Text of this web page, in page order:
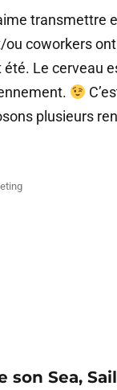
transmettre
coworkers
Le cerveau
plusieurs
son Sea,